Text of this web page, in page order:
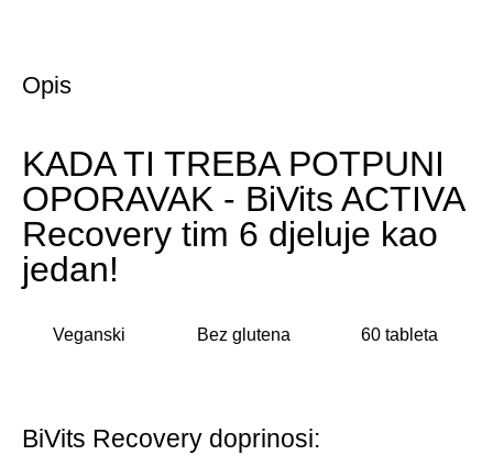
Opis
KADA TI TREBA POTPUNI
OPORAVAK - BiVits ACTIVA
Recovery tim 6 djeluje kao
jedan!
Veganski Bez glutena 60 tableta
BiVits Recovery doprinosi: